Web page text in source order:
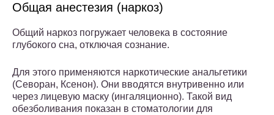
Общая анестезия (наркоз)
Общий наркоз погружает человека в состояние
глубокого сна, отключая сознание.
Для этого применяются наркотические анальгетики
(Севоран, Ксенон). Они вводятся внутривенно или
через лицевую маску (ингаляционно). Такой вид
обезболивания показан в стоматологии для